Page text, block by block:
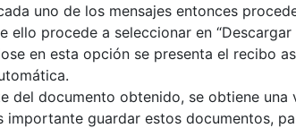
uno de los mensajes entonces
ello procede a seleccionar en
en esta opción se presenta el recibo
del documento obtenido, se obtiene
importante guardar estos documentos,